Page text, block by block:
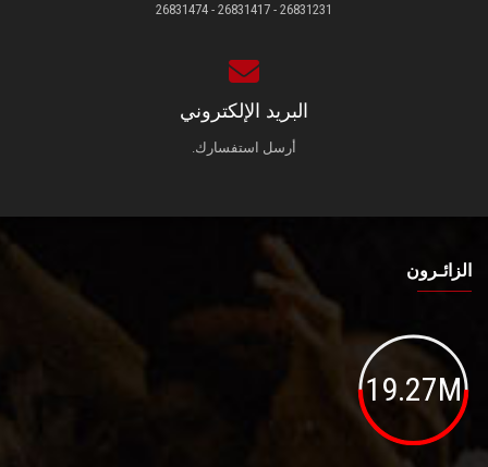
26831231 - 26831417 - 26831474
البريد الإلكتروني
أرسل استفسارك.
الزائـرون
19.27M